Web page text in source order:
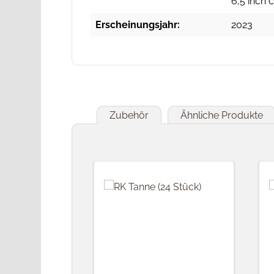
Erscheinungsjahr: 2023
Zubehör Ähnliche Produkte